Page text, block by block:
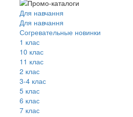
Для навчання
Для навчання
Согревательные новинки
1 клас
10 клас
11 клас
2 клас
3-4 клас
5 клас
6 клас
7 клас